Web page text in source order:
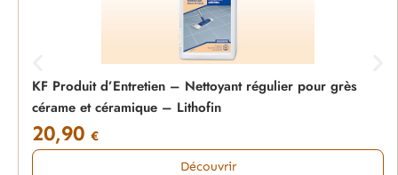
KF Produit d’Entretien – Nettoyant régulier pour grès
cérame et céramique – Lithofin
20,90 €
Découvrir